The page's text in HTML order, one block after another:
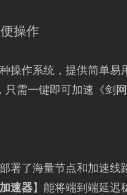
操作
操作系统，提供简单
需一键即可加速《剑网
署了海量节点和加速
速器】能将端到端延迟